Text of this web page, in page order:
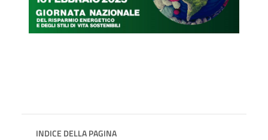
INDICE DELLA PAGINA